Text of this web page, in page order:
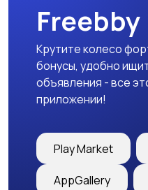
Образование и наука
закупки
Freebby
Крутите колесо
бонусы, удобно
объявления - все
приложении!
Play Market
AppGallery